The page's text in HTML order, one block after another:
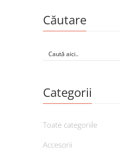
Căutare
Categorii
Toate categoriile
Accesorii